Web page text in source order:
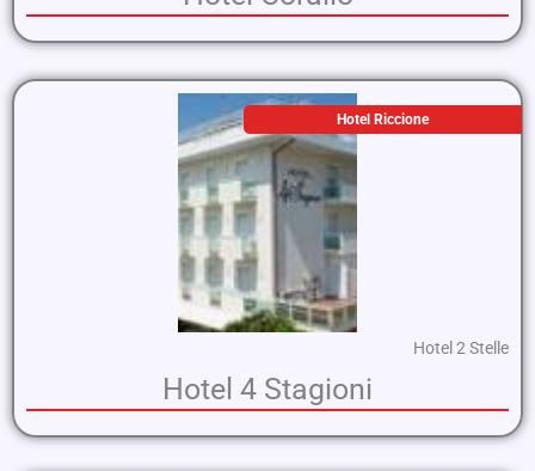
Hotel Riccione
Hotel 2 Stelle
Hotel 4 Stagioni